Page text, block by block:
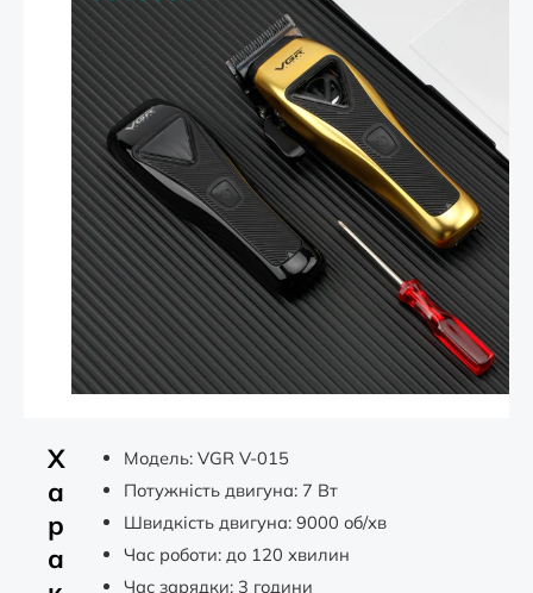
Х
а
р
а
Модель: VGR V-015
Потужність двигуна: 7 Вт
Швидкість двигуна: 9000 об/хв
Час роботи: до 120 хвилин
Час зарядки: 3 години